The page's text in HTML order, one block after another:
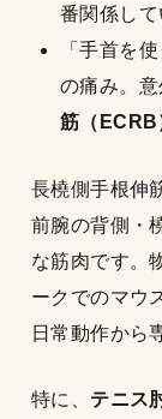
番関係して
「手首を
の痛み。意
筋（ECRB
長橈側手根伸
前腕の背側・
な筋肉です。
ークでのマウ
日常動作から
特に、 テニス